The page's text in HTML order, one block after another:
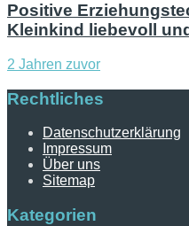
Positive
Kleinkind liebevoll
2 Jahren zuvor
Rechtliches
Datenschutzerklärung
Impressum
Über uns
Sitemap
Kategorien